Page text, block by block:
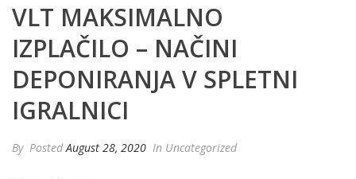
VLT MAKSIMALNO
IZPLAČILO – NAČINI
DEPONIRANJA V SPLETNI
IGRALNICI
By PostedAugust 28, 2020 In Uncategorized